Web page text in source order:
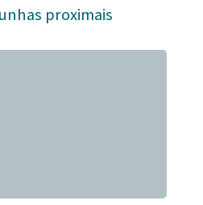
proximais